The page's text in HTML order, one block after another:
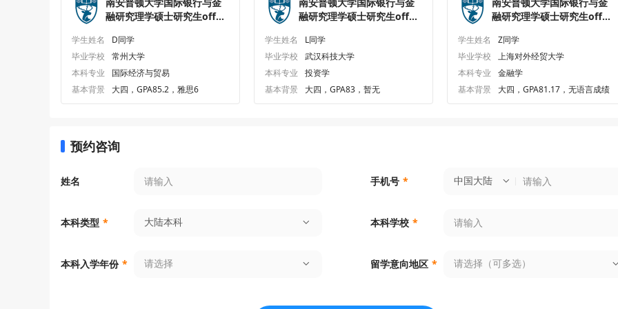
融研究理学硕士研究生offer
学生姓名
D同学
毕业学校
常州大学
本科专业
国际经济与贸易
基本背景
大四，GPA85.2，雅思6
融研究理学硕士研究生offer
学生姓名
L同学
毕业学校
武汉科技大学
本科专业
投资学
基本背景
大四，GPA83，暂无
融研究理学硕士研究生offer
学生姓名
Z同学
毕业学校
上海对外经贸大学
本科专业
金融学
基本背景
大四，GPA81.17，无语言成绩
预约咨询
姓名 手机号 * 中国大陆
本科类型 * 大陆本科 本科学校 *
本科入学年份 * 请选择 留学意向地区 * 请选择（可多选）